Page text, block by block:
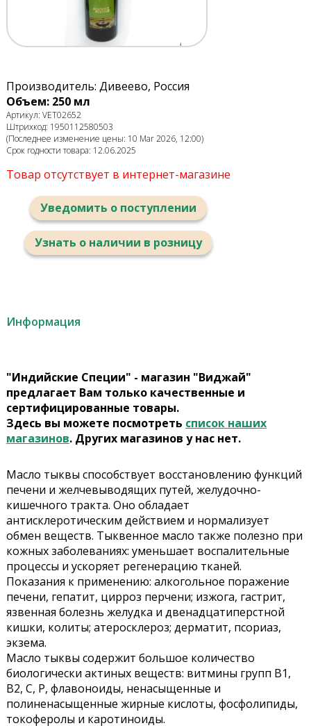
Производитель: Дивеево, Россия
Объем: 250 мл
Артикул: VET02652
Штрихкод: 1950112580503
(Последнее изменение цены: 10 Mar 2026, 12:00)
Срок годности товара: 12.06.2025
Товар отсутствует в интернет-магазине
Уведомить о поступлении
Узнать о наличии в розницу
Информация
"Индийские Специи" - магазин "Виджай"
предлагает Вам только качественные и
сертифицированные товары.
Здесь вы можете посмотреть список наших
магазинов. Других магазинов у нас нет.
Масло тыквы способствует восстановлению функций
печени и желчевыводящих путей, желудочно-
кишечного тракта. Оно обладает
антисклеротическим действием и нормализует
обмен веществ. Тыквенное масло также полезно при
кожных заболеваниях: уменьшает воспалительные
процессы и ускоряет регенерацию тканей.
Показания к применению: алкогольное поражение
печени, гепатит, цирроз перчени; изжога, гастрит,
язвенная болезнь желудка и двенадцатиперстной
кишки, колиты; атеросклероз; дерматит, псориаз,
экзема.
Масло тыквы содержит большое количество
биологически актиных веществ: витмины групп В1,
В2, С, Р, флавоноиды, ненасыщенные и
полиненасыщенные жирные кислоты, фосфолипиды,
токоферолы и каротиноиды.